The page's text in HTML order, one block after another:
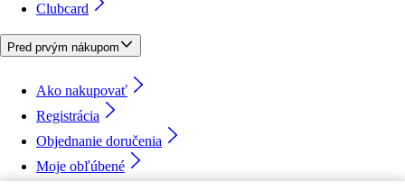
Clubcard
Pred prvým nákupom
Ako nakupovať
Registrácia
Objednanie doručenia
Moje obľúbené